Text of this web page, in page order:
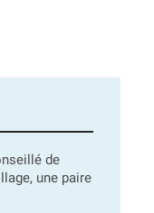
de
une paire